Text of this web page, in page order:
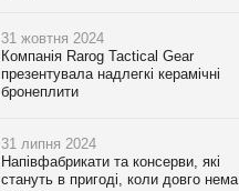
31 жовтня 2024
Компанія Rarog Tactical Gear
презентувала надлегкі керамічні
бронеплити
31 липня 2024
Напівфабрикати та консерви, які
стануть в пригоді, коли довго нема